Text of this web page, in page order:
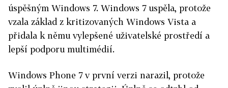
úspěšným Windows 7. Windows 7 uspěla, protože
vzala základ z kritizovaných Windows Vista a
přidala k němu vylepšené uživatelské prostředí a
lepší podporu multimédií.
Windows Phone 7 v první verzi narazil, protože